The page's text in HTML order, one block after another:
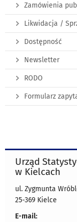
Zamówienia
Likwidacja /
Dostępność
Newsletter
RODO
Formularz
Urząd
w Kielcach
ul. Zygmunta
25-369 Kielce
E-mail: